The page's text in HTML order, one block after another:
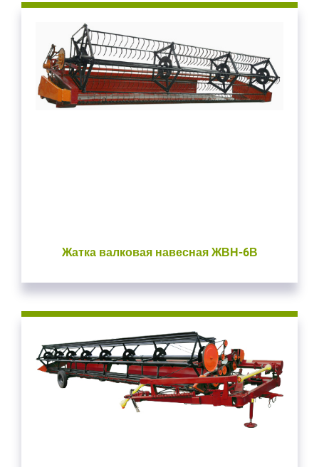
Жатка валковая навесная ЖВН-6В